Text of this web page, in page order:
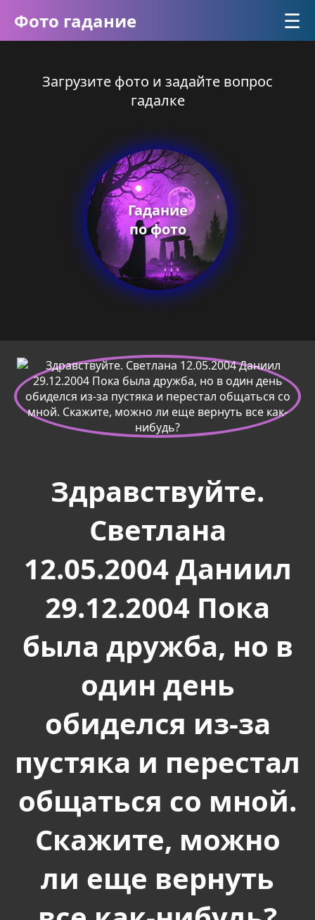
Фото гадание ☰
Загрузите фото и задайте вопрос
гадалке
Гадание
по фото
Здравствуйте.
Светлана
12.05.2004 Даниил
29.12.2004 Пока
была дружба, но в
один день
обиделся из-за
пустяка и перестал
общаться со мной.
Скажите, можно
ли еще вернуть